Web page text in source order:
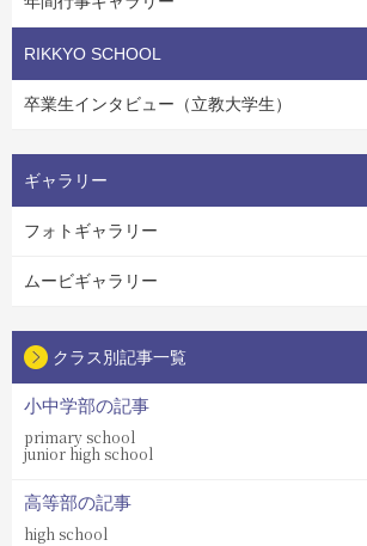
RIKKYO SCHOOL
卒業生インタビュー（立教大学生）
ギャラリー
フォトギャラリー
ムービギャラリー
クラス別記事一覧
小中学部の記事
primary school
junior high school
高等部の記事
high school